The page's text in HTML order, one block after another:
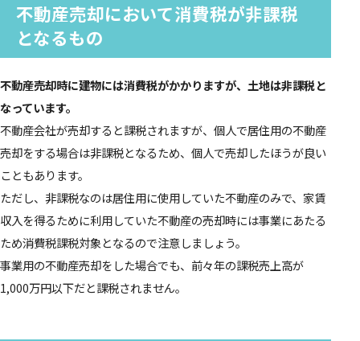
不動産売却において消費税が非課税
となるもの
不動産売却時に建物には消費税がかかりますが、土地は非課税と
なっています。
不動産会社が売却すると課税されますが、個人で居住用の不動産
売却をする場合は非課税となるため、個人で売却したほうが良い
こともあります。
ただし、非課税なのは居住用に使用していた不動産のみで、家賃
収入を得るために利用していた不動産の売却時には事業にあたる
ため消費税課税対象となるので注意しましょう。
事業用の不動産売却をした場合でも、前々年の課税売上高が
1,000万円以下だと課税されません。